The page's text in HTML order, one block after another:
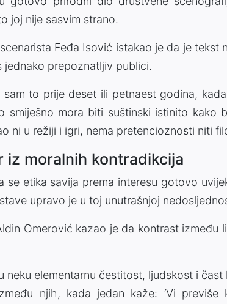
joj nije sasvim strano.
Feđa Isović istakao je da je tekst
jednako prepoznatljiv publici.
sam to prije deset ili petnaest godina,
smiješno mora biti suštinski istinito kako
ni u režiji i igri, nema pretencioznosti niti
iz moralnih kontradikcija
se etika savija prema interesu gotovo
upravo je u toj unutrašnjoj
Omerović kazao je da kontrast između
neku elementarnu čestitost, ljudskost i
njih, kada jedan kaže: ‘Vi previše